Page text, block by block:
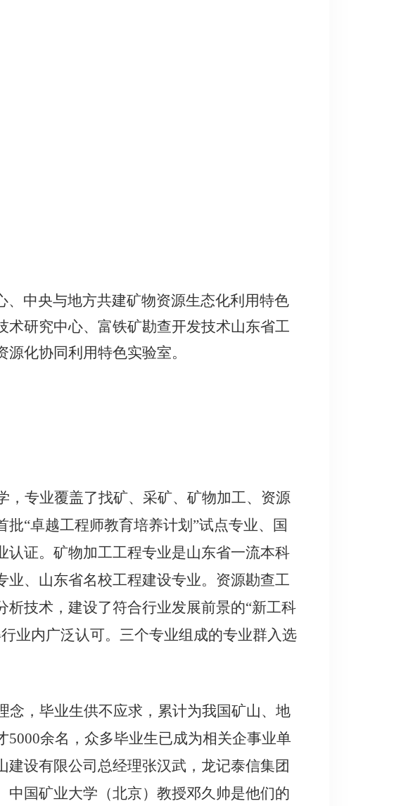
中央与地方共建矿物资源生态化利用特色
研究中心、富铁矿勘查开发技术山东省工
化协同利用特色实验室。
，专业覆盖了找矿、采矿、矿物加工、资源
批“卓越工程师教育培养计划”试点专业、国
证。矿物加工工程专业是山东省一流本科
、山东省名校工程建设专业。资源勘查工
技术，建设了符合行业发展前景的“新工科
业内广泛认可。三个专业组成的专业群入选
念，毕业生供不应求，累计为我国矿山、地
5000余名，众多毕业生已成为相关企事业单
设有限公司总经理张汉武，龙记泰信集团
国矿业大学（北京）教授邓久帅是他们的